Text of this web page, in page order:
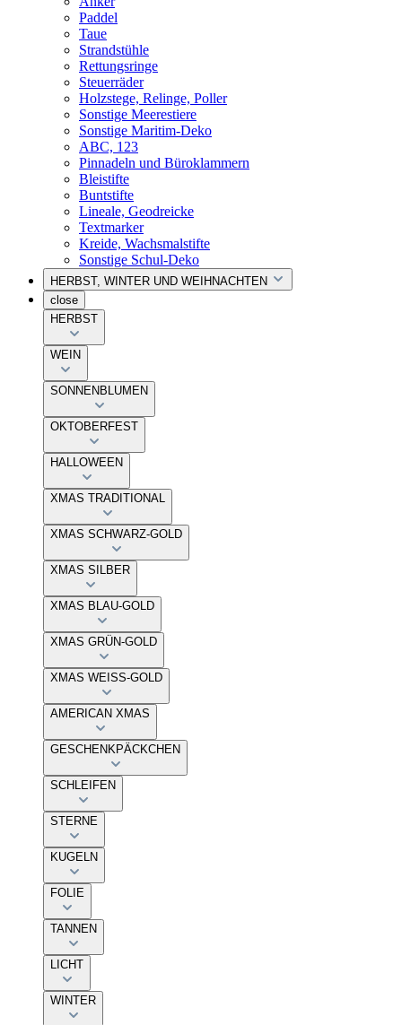
Paddel
Taue
Strandstühle
Rettungsringe
Steuerräder
Holzstege, Relinge, Poller
Sonstige Meerestiere
Sonstige Maritim-Deko
ABC, 123
Pinnadeln und Büroklammern
Bleistifte
Buntstifte
Lineale, Geodreicke
Textmarker
Kreide, Wachsmalstifte
Sonstige Schul-Deko
HERBST, WINTER UND WEIHNACHTEN
close
HERBST
WEIN
SONNENBLUMEN
OKTOBERFEST
HALLOWEEN
XMAS TRADITIONAL
XMAS SCHWARZ-GOLD
XMAS SILBER
XMAS BLAU-GOLD
XMAS GRÜN-GOLD
XMAS WEISS-GOLD
AMERICAN XMAS
GESCHENKPÄCKCHEN
SCHLEIFEN
STERNE
KUGELN
FOLIE
TANNEN
LICHT
WINTER